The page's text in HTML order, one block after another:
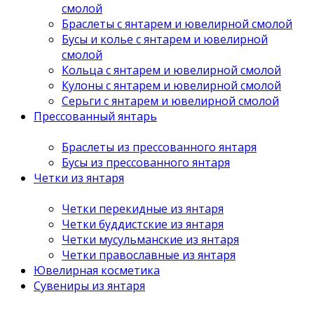
смолой
Браслеты с янтарем и ювелирной смолой
Бусы и колье с янтарем и ювелирной
смолой
Кольца с янтарем и ювелирной смолой
Кулоны с янтарем и ювелирной смолой
Серьги с янтарем и ювелирной смолой
Прессованный янтарь
Браслеты из прессованного янтаря
Бусы из прессованного янтаря
Четки из янтаря
Четки перекидные из янтаря
Четки буддистские из янтаря
Четки мусульманские из янтаря
Четки православные из янтаря
Ювелирная косметика
Сувениры из янтаря